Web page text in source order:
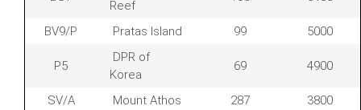
Reef
BV9/P Pratas Island 99 5000
P5
DPR of
Korea
69 4900
SV/A Mount Athos 287 3800